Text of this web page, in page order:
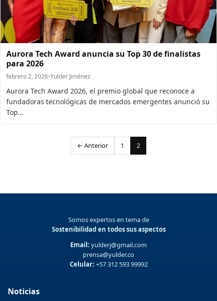
Aurora Tech Award anuncia su Top 30 de finalistas
para 2026
febrero 2, 2026•Yulder Jiménez
Aurora Tech Award 2026, el premio global que reconoce a
fundadoras tecnológicas de mercados emergentes anunció su
Top...
Paginación
← Anterior 1 2
Somos expertos en tema de
Sostenibilidad en todos sus aspectos
Email: yulderj@gmail.com
prensa@yulder.co
Celular: +57 312 593 99992
Noticias